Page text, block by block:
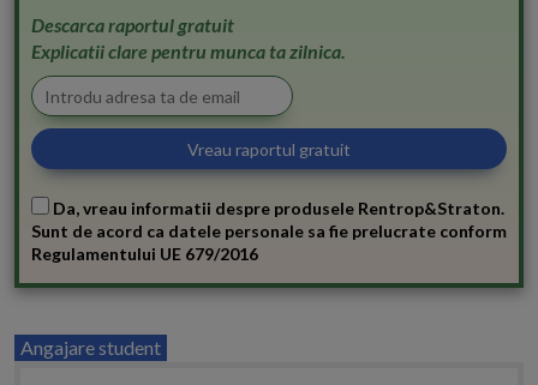
Descarca raportul gratuit
Explicatii clare pentru munca ta zilnica.
Da, vreau informatii despre produsele Rentrop&Straton.
Sunt de acord ca datele personale sa fie prelucrate conform
Regulamentului UE 679/2016
Angajare student